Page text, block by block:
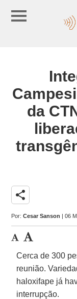
da
share
Por:Cesar Sanson | 06
Cerca de 300
reunião.
haloxifape já
interrupção.